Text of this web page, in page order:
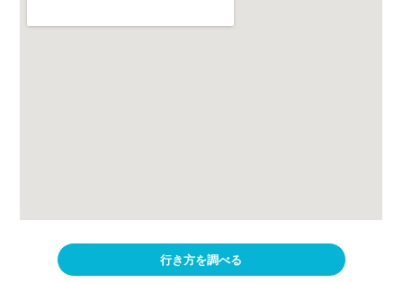
行き方を調べる